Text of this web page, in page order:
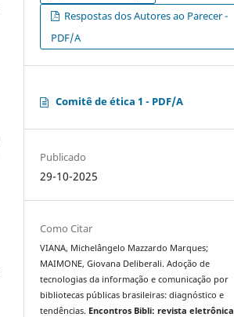
Respostas dos Autores ao Parecer -
PDF/A
Comitê de ética 1 - PDF/A
Publicado
29-10-2025
Como Citar
VIANA, Michelângelo Mazzardo Marques;
MAIMONE, Giovana Deliberali. Adoção de
tecnologias da informação e comunicação por
bibliotecas públicas brasileiras: diagnóstico e
tendências. Encontros Bibli: revista eletrônica